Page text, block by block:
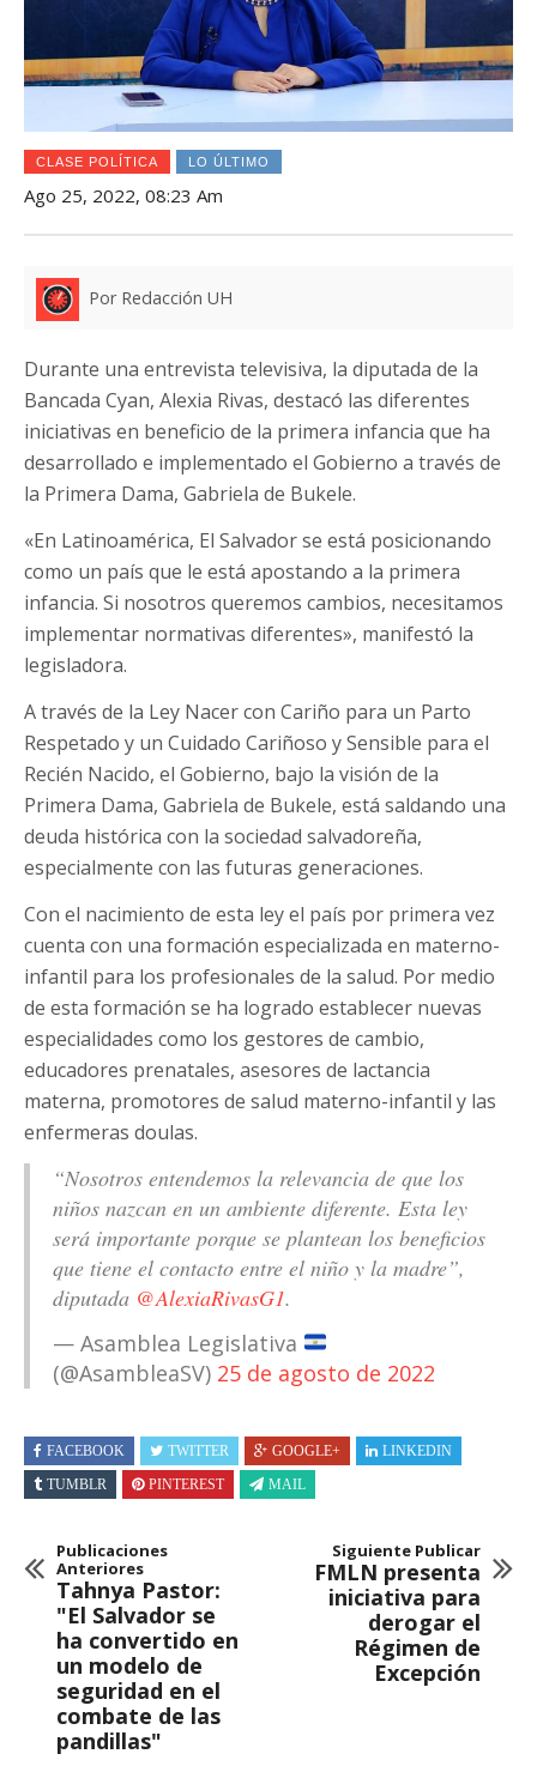
CLASE POLÍTICA LO ÚLTIMO
Ago 25, 2022, 08:23 Am
Por Redacción UH
Durante una entrevista televisiva, la diputada de la
Bancada Cyan, Alexia Rivas, destacó las diferentes
iniciativas en beneficio de la primera infancia que ha
desarrollado e implementado el Gobierno a través de
la Primera Dama, Gabriela de Bukele.
«En Latinoamérica, El Salvador se está posicionando
como un país que le está apostando a la primera
infancia. Si nosotros queremos cambios, necesitamos
implementar normativas diferentes», manifestó la
legisladora.
A través de la Ley Nacer con Cariño para un Parto
Respetado y un Cuidado Cariñoso y Sensible para el
Recién Nacido, el Gobierno, bajo la visión de la
Primera Dama, Gabriela de Bukele, está saldando una
deuda histórica con la sociedad salvadoreña,
especialmente con las futuras generaciones.
Con el nacimiento de esta ley el país por primera vez
cuenta con una formación especializada en materno-
infantil para los profesionales de la salud. Por medio
de esta formación se ha logrado establecer nuevas
especialidades como los gestores de cambio,
educadores prenatales, asesores de lactancia
materna, promotores de salud materno-infantil y las
enfermeras doulas.
“Nosotros entendemos la relevancia de que los
niños nazcan en un ambiente diferente. Esta ley
será importante porque se plantean los beneficios
que tiene el contacto entre el niño y la madre”,
diputada @AlexiaRivasG1.
— Asamblea Legislativa
(@AsambleaSV) 25 de agosto de 2022
FACEBOOK TWITTER GOOGLE+
LINKEDIN
TUMBLR
PINTEREST MAIL
Publicaciones
Anteriores
Tahnya Pastor:
"El Salvador se
ha convertido en
un modelo de
seguridad en el
combate de las
pandillas"
Siguiente Publicar
FMLN presenta
iniciativa para
derogar el
Régimen de
Excepción